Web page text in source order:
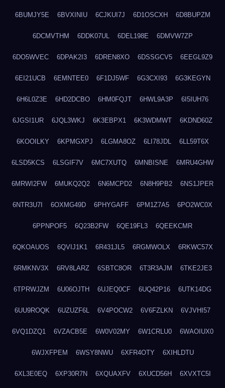
6BUMJY5E 6BVXINIU 6CJKUI7J 6D1OSCXH 6D8BUPZM
6DCMVTHM 6DDK07UL 6DEL198E 6DMVW7ZP
6DO5WVEC 6DPAK2I3 6DREN8XO 6DSSGCV5 6EEGL9Z9
6EI21UCB 6EMNTEE0 6F1DJ5WF 6G3CXI93 6G3KEGYN
6H6L0Z3E 6HD2DCBO 6HM0FQJT 6HWL9A3P 6I5IUH76
6JGSI1UR 6JQL3WKJ 6K3EBPX1 6K3WDMWT 6KDND60Z
6KOOILKY 6KPMGXPJ 6LGMA8OZ 6LI78JDL 6LL59T6X
6LSD5KCS 6LSGIF7V 6MC7XUTQ 6MNBISNE 6MRU4GHW
6MRWI2FW 6MUKQ2Q2 6N6MCPD2 6N8H9PB2 6NS1JPER
6NTR3U7I 6OXMG49D 6PHYGAFF 6PM1Z7A5 6PO2WC0X
6PPNPOF5 6Q23B2FW 6QE19FL3 6QEEKCMR
6QKOAUOS 6QVIJ1K1 6R431JL5 6RGMWOLX 6RKWC57X
6RMKNV3X 6RV8LARZ 6SBTC8OR 6T3R3AJM 6TKE2JE3
6TPRWJZM 6U06OJTH 6UJEQ0CF 6UQ42P16 6UTK14DG
6UU9ROQK 6UZUZF6L 6V4POCW2 6V6FZLKN 6VJVHI57
6VQ1DZQ1 6VZACB5E 6W0V02MY 6W1CRLU0 6WAOIUX0
6WJXFPEM 6WSY8NWU 6XFR4OTY 6XIHLDTU
6XL3E0EQ 6XP30R7N 6XQUAXFV 6XUCD56H 6XVXTC5I